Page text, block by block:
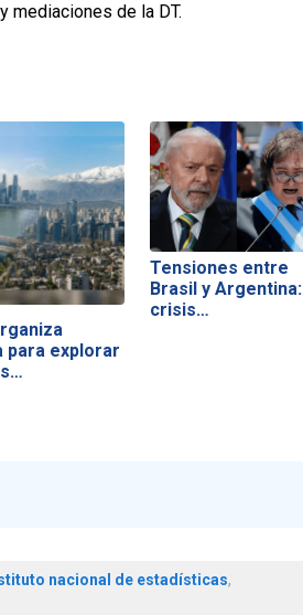
mediaciones de la DT.
para explorar
Tensiones entre
Brasil y Argentina:
crisis…
nacional de estadísticas,